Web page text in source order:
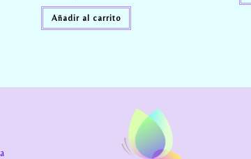
Añadir al carrito